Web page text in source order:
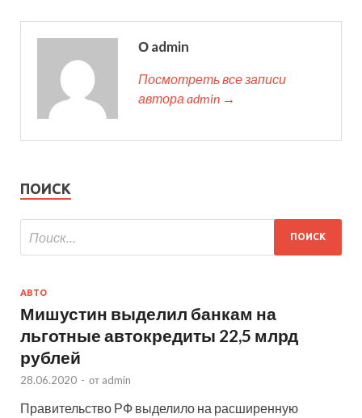
О admin
Посмотреть все записи
автора admin →
ПОИСК
АВТО
Мишустин выделил банкам на
льготные автокредиты 22,5 млрд
рублей
28.06.2020 - от admin
Правительство РФ выделило на расширенную